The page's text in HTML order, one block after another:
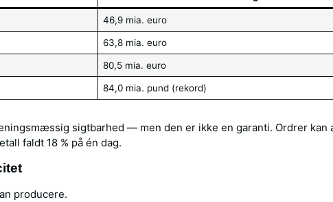
46,9 mia. euro
63,8 mia. euro
80,5 mia. euro
84,0 mia. pund (rekord)
sigtbarhed — men den er ikke en garanti. Ordrer kan
faldt 18 % på én dag.
producere.